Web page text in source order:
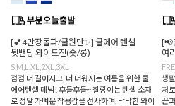
[💕4만장돌파/쿨원단✨] 쿨에어 텐셀
뒷밴딩 와이드진(숏/롱)
S,M,L,XL,2XL,3XL
점점 더 길어지고, 더 더워지는 여름을 위한 쿨
에어텐셀 데님! 후들후들~ 찰랑이는 텐셀 소재
로 정말 가벼운 착용감을 선사하며, 낙낙한 와이
[📢
여
생
처
끈